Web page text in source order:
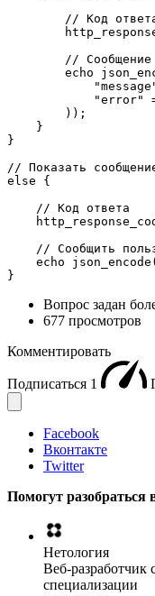
// Код
// Сообщение
echo
"error"
        ));
    }
}
// Показать
else {
    // Код ответа
// Сообщить
echo
}
Вопрос задан
677 просмотров
Комментировать
Подписаться 1
Facebook
Вконтакте
Twitter
Помогут разобраться
Нетология
Веб-разработчик
специализации